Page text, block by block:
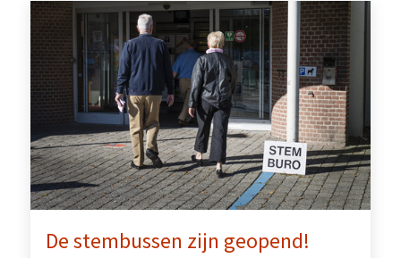
De stembussen zijn geopend!